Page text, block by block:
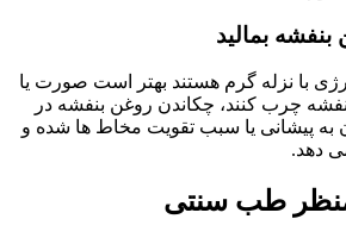
بمالید
با نزله گرم هستند بهتر است صورت یا
چرب کنند، چکاندن روغن بنفشه در
به پیشانی یا سبب تقویت مخاط ها شده و
دهد.
طب سنتی